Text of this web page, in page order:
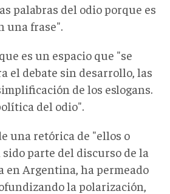
palabras del odio porque es
una frase".
es un espacio que "se
el debate sin desarrollo, las
de los eslogans.
del odio".
una retórica de "ellos o
parte del discurso de la
en Argentina, ha permeado
la polarización,